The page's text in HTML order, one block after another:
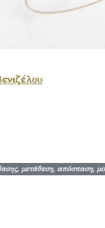
μετάθεση, απόσπαση,